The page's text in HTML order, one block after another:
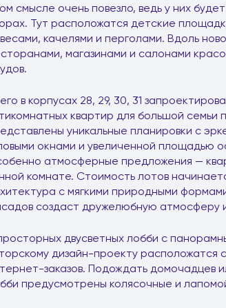
смысле очень повезло, ведь у них
Тут расположатся детские
качелями и перголами. Вдоль
магазинами и салонами
в корпусах 28, 29, 30, 31
квартир для большой семьи
уникальные планировки с
окнами и увеличенной площадью
атмосферные предложения —
комнате. Стоимость лотов
с мягкими природными
создаст дружелюбную атмосферу
двусветных лобби с
дизайн-проекту
заказов. Подождать домочадцев
предусмотрены колясочные и